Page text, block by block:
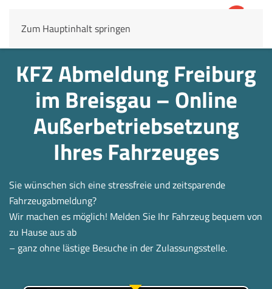
Zum Hauptinhalt springen
KFZ Abmeldung Freiburg
im Breisgau – Online
Außerbetrieb­setzung
Ihres Fahrzeuges
Sie wünschen sich eine stressfreie und zeitsparende
Fahrzeugabmeldung?
Wir machen es möglich! Melden Sie Ihr Fahrzeug bequem von
zu Hause aus ab
– ganz ohne lästige Besuche in der Zulassungsstelle.